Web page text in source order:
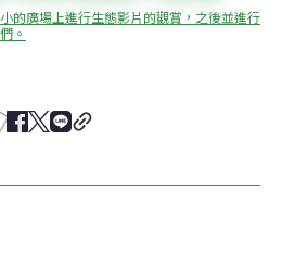
的廣場上進行生態影片的觀賞，之後並進行
。